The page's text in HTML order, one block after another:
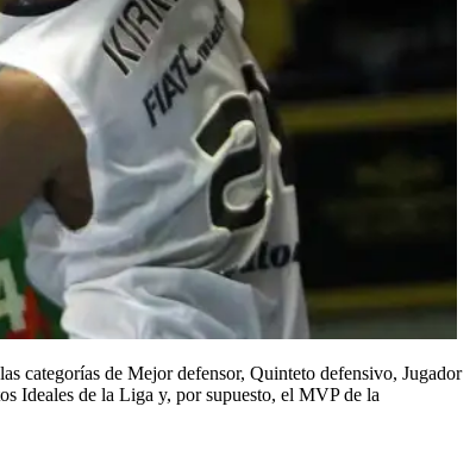
categorías de Mejor defensor, Quinteto defensivo, Jugador
Ideales de la Liga y, por supuesto, el MVP de la